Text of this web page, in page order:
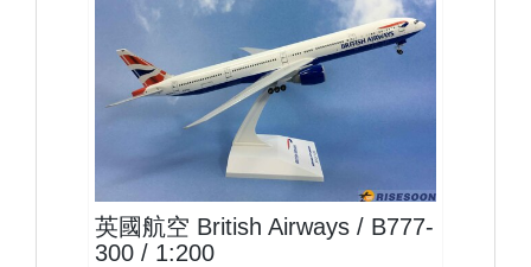
BAW20B773P01
英國航空 British Airways / B777-
300 / 1:200